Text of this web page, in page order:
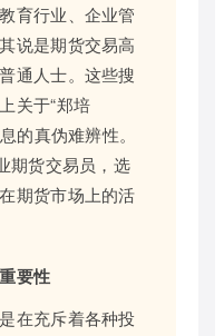
育行业、企业管
说是期货交易高
通人士。这些搜
关于“郑培
的真伪难辨性。
期货交易员，选
期货市场上的活
要性
在充斥着各种投